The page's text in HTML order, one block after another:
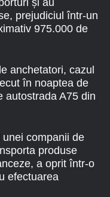
și au
prejudiciul într-un
975.000 de
anchetatori, cazul
în noaptea de
autostrada A75 din
companii de
produse
a oprit într-o
efectuarea